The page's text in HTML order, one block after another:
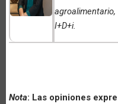
I+D+i.
Nota: Las opiniones